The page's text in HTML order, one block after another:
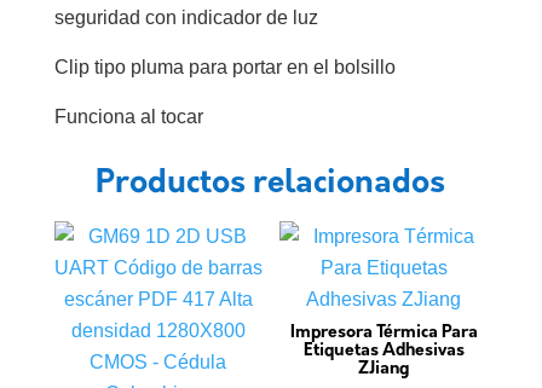
seguridad con indicador de luz
Clip tipo pluma para portar en el bolsillo
Funciona al tocar
Productos relacionados
Impresora Térmica Para
Etiquetas Adhesivas
ZJiang